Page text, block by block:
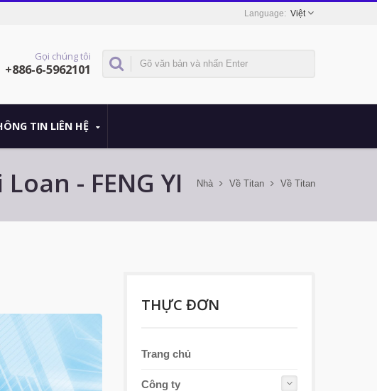
Việt
Gọi chúng tôi
+886-6-5962101
TIN LIÊN HỆ
- FENG YI Nhà Về Titan Về Titan
THỰC ĐƠN
Trang chủ
Công ty